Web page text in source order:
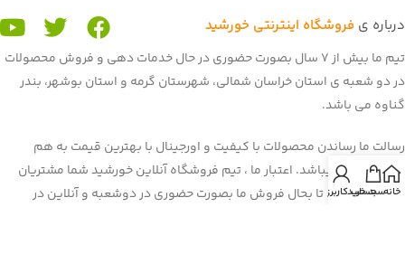
درباره ی فروشگاه اینترنتی خورشید
تیم ما بیش از 7 سال بصورت حضوری در حال خدمات دهی و فروش محصولات
در دو شعبه ی استان خراسان شمالی، شهرستان گرمه و استان بوشهر، بندر
گناوه می باشد.
رسالت ما رساندن محصولات با کیفیت و اورجینال با بهترین قیمت به هم
میهنان عزیز میباشد. اعتبار ما ، تیم فروشگاه آنلاین خورشید شما مشتریان
عزیز می باشید. تا بحال فروش ما بصورت حضوری در دوشعبه و آنلاین در
خانهسبد خرید
حساب کاربری من